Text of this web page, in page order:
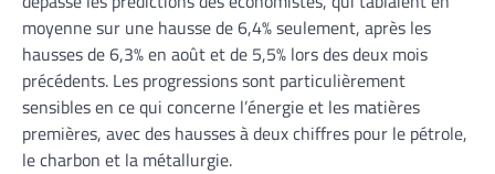
moyenne sur une hausse de 6,4% seulement, après les
hausses de 6,3% en août et de 5,5% lors des deux mois
précédents. Les progressions sont particulièrement
sensibles en ce qui concerne l’énergie et les matières
premières, avec des hausses à deux chiffres pour le pétrole,
le charbon et la métallurgie.